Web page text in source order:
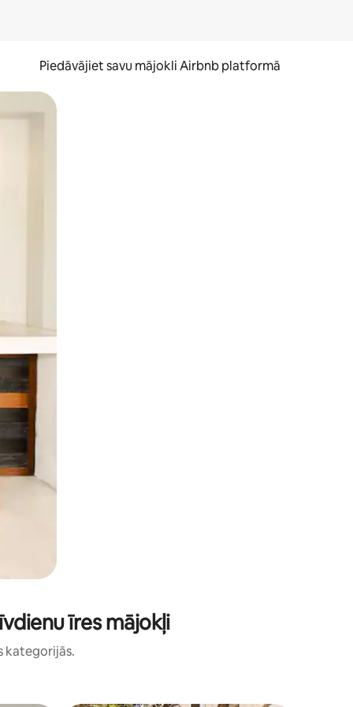
Piedāvājiet savu mājokli Airbnb platformā
ar pirkstu.
īres mājokļi
kategorijās.